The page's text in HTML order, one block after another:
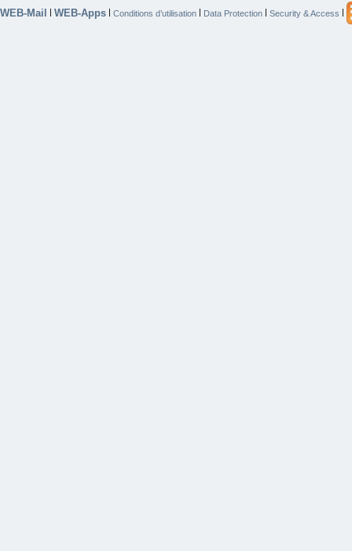
WEB-Mail | WEB-Apps | Conditions d’utilisation | Data Protection | Security & Access |